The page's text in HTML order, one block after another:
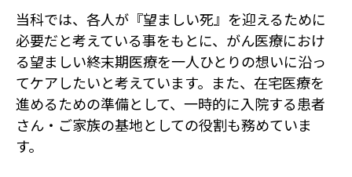
当科では、各人が『望ましい死』を迎えるために
必要だと考えている事をもとに、がん医療におけ
る望ましい終末期医療を一人ひとりの想いに沿っ
てケアしたいと考えています。また、在宅医療を
進めるための準備として、一時的に入院する患者
さん・ご家族の基地としての役割も務めていま
す。